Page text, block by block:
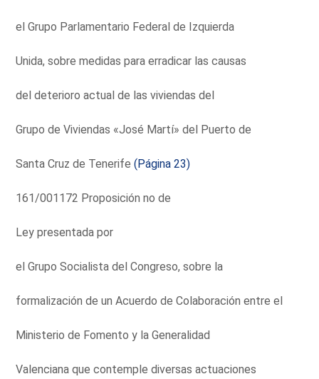
el Grupo Parlamentario Federal de Izquierda
Unida, sobre medidas para erradicar las causas
del deterioro actual de las viviendas del
Grupo de Viviendas «José Martí» del Puerto de
Santa Cruz de Tenerife(Página 23)
161/001172 Proposición no de
Ley presentada por
el Grupo Socialista del Congreso, sobre la
formalización de un Acuerdo de Colaboración entre el
Ministerio de Fomento y la Generalidad
Valenciana que contemple diversas actuaciones